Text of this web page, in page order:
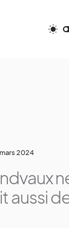
2024
aussi